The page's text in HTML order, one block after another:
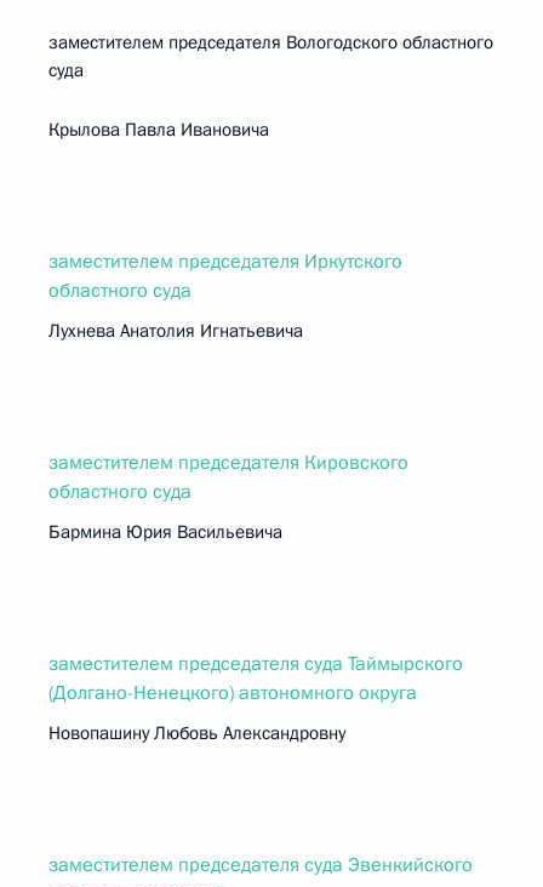
заместителем председателя Вологодского областного
суда
Крылова Павла Ивановича
заместителем председателя Иркутского
областного суда
Лухнева Анатолия Игнатьевича
заместителем председателя Кировского
областного суда
Бармина Юрия Васильевича
заместителем председателя суда Таймырского
(Долгано-Ненецкого) автономного округа
Новопашину Любовь Александровну
заместителем председателя суда Эвенкийского